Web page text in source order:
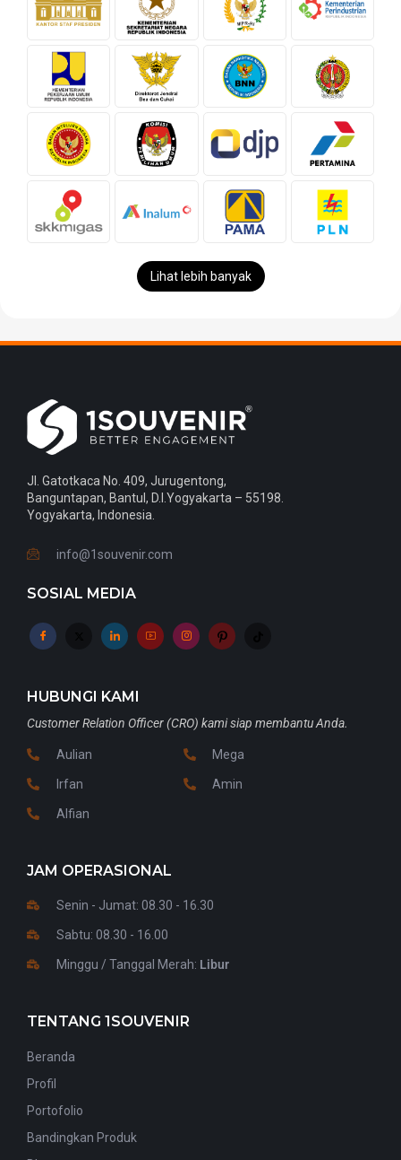
Lihat lebih banyak
Jl. Gatotkaca No. 409, Jurugentong,
Banguntapan, Bantul, D.I.Yogyakarta – 55198.
Yogyakarta, Indonesia.
info@1souvenir.com
SOSIAL MEDIA
HUBUNGI KAMI
Customer Relation Officer (CRO) kami siap membantu Anda.
Aulian
Irfan
Alfian
Mega
Amin
JAM OPERASIONAL
Senin - Jumat: 08.30 - 16.30
Sabtu: 08.30 - 16.00
Minggu / Tanggal Merah: Libur
TENTANG 1SOUVENIR
Beranda
Profil
Portofolio
Bandingkan Produk